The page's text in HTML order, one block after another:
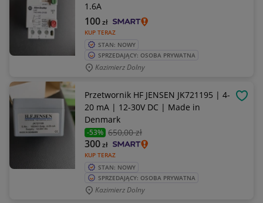
1.6A
KUP TERAZ
100zł
STAN: NOWY
SPRZEDAJĄCY: OSOBA PRYWATNA
Kazimierz Dolny
Przetwornik HF JENSEN JK721195 | 4-
20 mA | 12-30V DC | Made in
Denmark
-53% 650,00 zł
KUP TERAZ
300zł
STAN: NOWY
SPRZEDAJĄCY: OSOBA PRYWATNA
Kazimierz Dolny